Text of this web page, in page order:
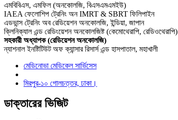
এমবিবিএস, এমফিল (অনকোলজি, বিএসএমএমইউ)
IAEA ফেলোশিপ ট্রেনিং অন IMRT & SBRT ফিলিপাইন
এডভান্স ট্রেনিং অব রেডিয়েশন অনকোলজি, ইন্ডিয়া, জাপান
ক্লিনিক্যাল এন্ড রেডিংয়েশন অনকোলজিষ্ট (কেমোথেরাপি, রেডিওথেরাপি)
সহকারী অধ্যাপক (রেডিয়েশন অনকোলজি)
ন্যাশনাল ইনষ্টিটিউট অফ ক্যান্সার রিসার্স এন্ড হাসপাতাল, মহাখালী
মেডিনোভা মেডিকেল সার্ভিসেস
মিরপুর-১০ গোলচত্তর, ঢাকা।
ডাক্তারের ভিজিট